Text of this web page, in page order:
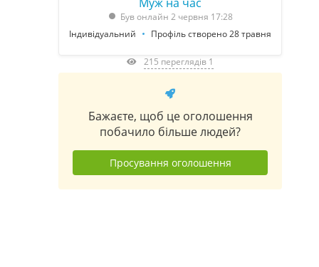
Був онлайн 2 червня 17:28
Індивідуальний
Профіль створено 28 травня
215 переглядів 1
Бажаєте, щоб це оголошення
побачило більше людей?
Просування оголошення